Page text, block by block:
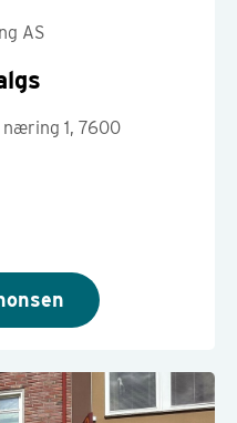
AS
næring 1, 7600